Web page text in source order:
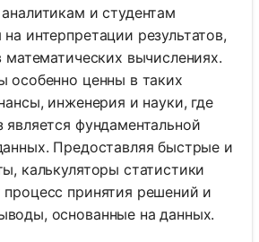
и студентам
интерпретации результатов,
математических вычислениях.
особенно ценны в таких
инженерия и науки, где
является фундаментальной
Предоставляя быстрые и
калькуляторы статистики
принятия решений и
основанные на данных.